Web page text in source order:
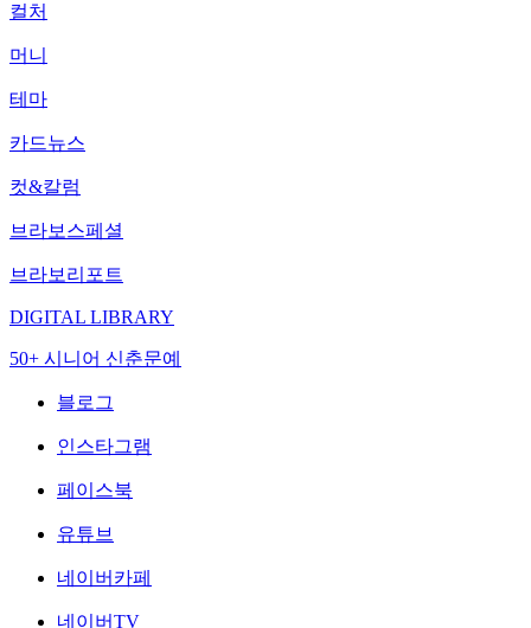
컬처
머니
테마
카드뉴스
컷&칼럼
브라보스페셜
브라보리포트
DIGITAL LIBRARY
50+ 시니어 신춘문예
블로그
인스타그램
페이스북
유튜브
네이버카페
네이버TV